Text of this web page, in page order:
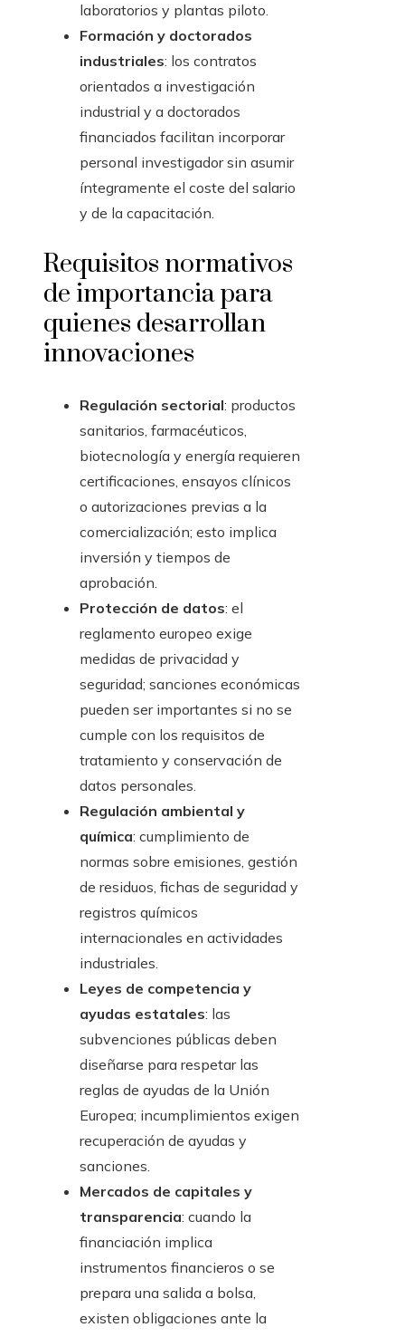
laboratorios y plantas piloto.
Formación y doctorados
industriales: los contratos
orientados a investigación
industrial y a doctorados
financiados facilitan incorporar
personal investigador sin asumir
íntegramente el coste del salario
y de la capacitación.
Requisitos normativos
de importancia para
quienes desarrollan
innovaciones
Regulación sectorial: productos
sanitarios, farmacéuticos,
biotecnología y energía requieren
certificaciones, ensayos clínicos
o autorizaciones previas a la
comercialización; esto implica
inversión y tiempos de
aprobación.
Protección de datos: el
reglamento europeo exige
medidas de privacidad y
seguridad; sanciones económicas
pueden ser importantes si no se
cumple con los requisitos de
tratamiento y conservación de
datos personales.
Regulación ambiental y
química: cumplimiento de
normas sobre emisiones, gestión
de residuos, fichas de seguridad y
registros químicos
internacionales en actividades
industriales.
Leyes de competencia y
ayudas estatales: las
subvenciones públicas deben
diseñarse para respetar las
reglas de ayudas de la Unión
Europea; incumplimientos exigen
recuperación de ayudas y
sanciones.
Mercados de capitales y
transparencia: cuando la
financiación implica
instrumentos financieros o se
prepara una salida a bolsa,
existen obligaciones ante la